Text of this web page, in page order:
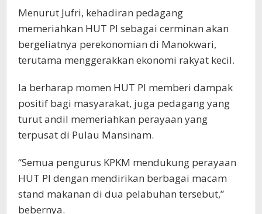
Menurut Jufri, kehadiran pedagang
memeriahkan HUT PI sebagai cerminan akan
bergeliatnya perekonomian di Manokwari,
terutama menggerakkan ekonomi rakyat kecil.
Ia berharap momen HUT PI memberi dampak
positif bagi masyarakat, juga pedagang yang
turut andil memeriahkan perayaan yang
terpusat di Pulau Mansinam.
“Semua pengurus KPKM mendukung perayaan
HUT PI dengan mendirikan berbagai macam
stand makanan di dua pelabuhan tersebut,”
bebernya.